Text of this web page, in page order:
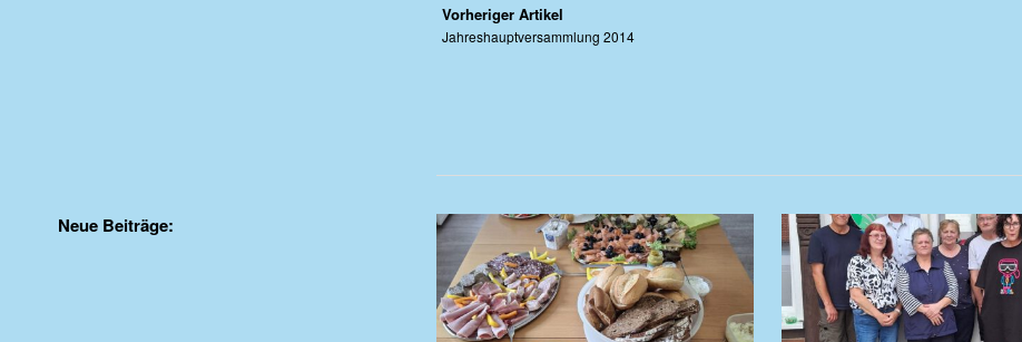
Vorheriger Artikel
Jahreshauptversammlung 2014
Neue Beiträge: